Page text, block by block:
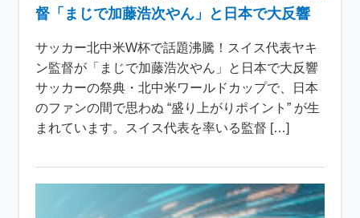
督「まじで加藤浩次やん」と日本で大反響
サッカー北中米W杯で話題沸騰！スイス代表ヤキ
ン監督が「まじで加藤浩次やん」と日本で大反響
サッカーの祭典・北中米ワールドカップで、日本
のファンの間で思わぬ “盛り上がりポイント” が生
まれています。スイス代表を率いる監督 […]